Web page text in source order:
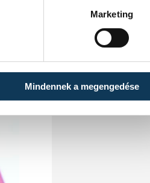
Marketing
Mindennek a megengedése
A bajnoki és
Veszprém
aratott az ETO
csütörtökön,
felkészülési
Pascual
találkozó nagy
eseményeket.